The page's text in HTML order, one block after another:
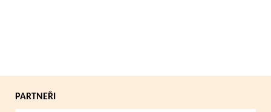
PARTNEŘI